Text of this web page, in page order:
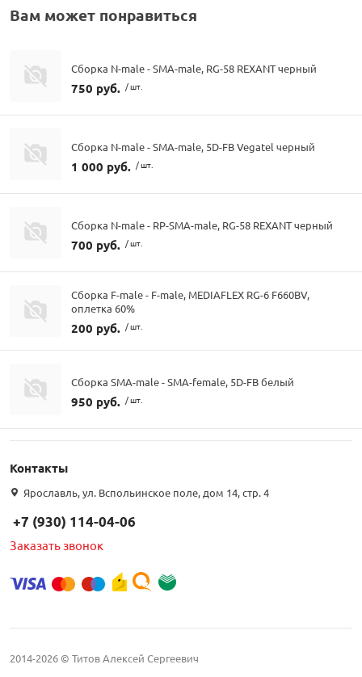
Вам может понравиться
Сборка N-male - SMA-male, RG-58 REXANT черный
750 руб. / шт.
Сборка N-male - SMA-male, 5D-FB Vegatel черный
1 000 руб. / шт.
Сборка N-male - RP-SMA-male, RG-58 REXANT черный
700 руб. / шт.
Сборка F-male - F-male, MEDIAFLEX RG-6 F660BV,
оплетка 60%
200 руб. / шт.
Сборка SMA-male - SMA-female, 5D-FB белый
950 руб. / шт.
Контакты
Ярославль, ул. Вспольинское поле, дом 14, стр. 4
+7 (930) 114-04-06
Заказать звонок
2014-2026 © Титов Алексей Сергеевич